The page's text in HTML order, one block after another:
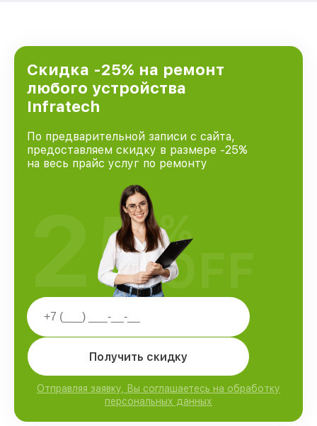
Скидка -25% на ремонт
любого устройства
Infratech
По предварительной записи с сайта,
предоставляем скидку в размере -25%
на весь прайс услуг по ремонту
Получить скидку
Отправляя заявку, Вы соглашаетесь на обработку
персональных данных
25%
OFF